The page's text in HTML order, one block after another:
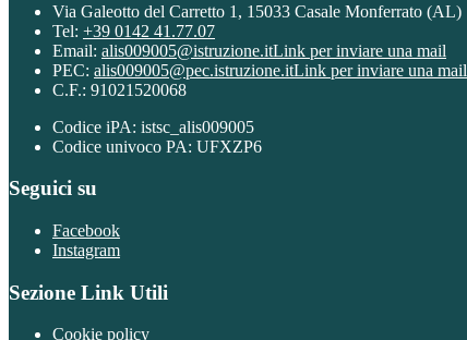
Via Galeotto del Carretto 1, 15033 Casale Monferrato (AL)
Tel: +39 0142 41.77.07
Email: alis009005@istruzione.itLink per inviare una mail
PEC: alis009005@pec.istruzione.itLink per inviare una mail
C.F.: 91021520068
Codice iPA: istsc_alis009005
Codice univoco PA: UFXZP6
Seguici su
Facebook
Instagram
Sezione Link Utili
Cookie policy